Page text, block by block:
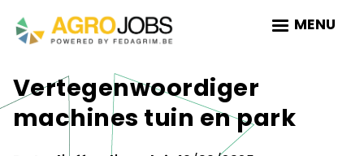
to
main
MENU
Vertegenwoordiger
machines tuin en park